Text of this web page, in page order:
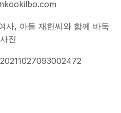
사, 아들 재헌씨와 함께 바둑
진